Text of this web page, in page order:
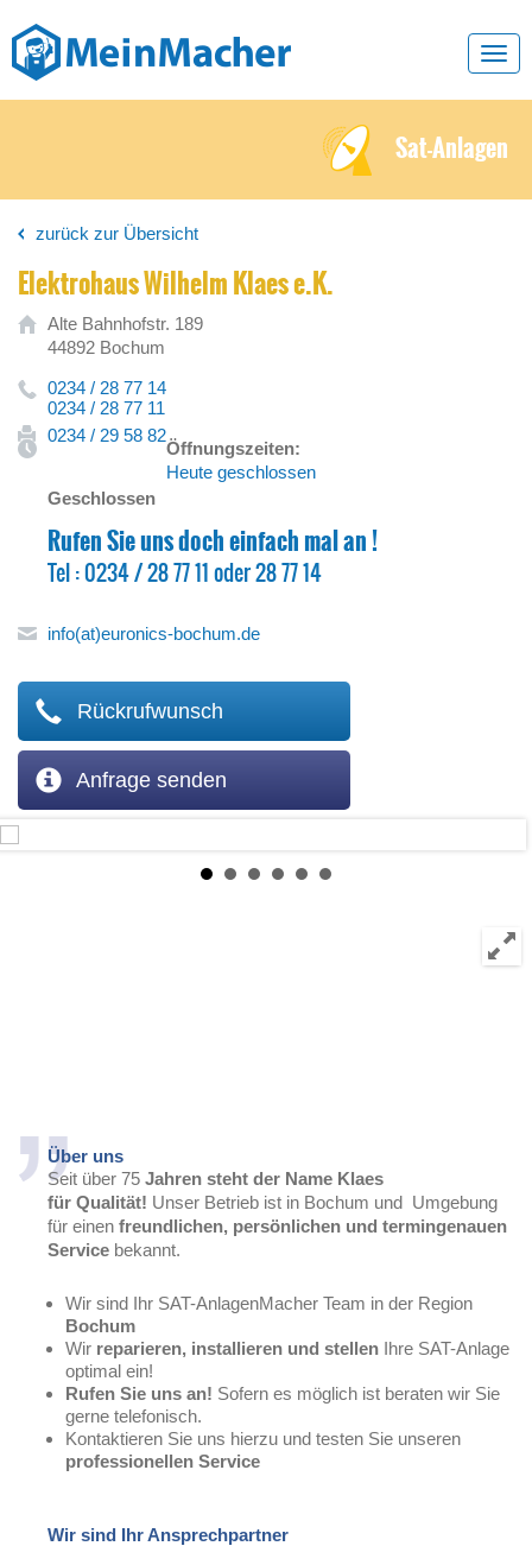
Sat-Anlagen
zurück zur Übersicht
Elektrohaus Wilhelm Klaes e.K.
Alte Bahnhofstr. 189
44892 Bochum
0234 / 28 77 14
0234 / 28 77 11
0234 / 29 58 82
Öffnungszeiten:
Heute geschlossen
Geschlossen
Rufen Sie uns doch einfach mal an !
Tel : 0234 / 28 77 11 oder 28 77 14
info(at)euronics-bochum.de
Rückrufwunsch
Anfrage senden
Über uns
Seit über 75 Jahren steht der Name Klaes
für Qualität! Unser Betrieb ist in Bochum und Umgebung
für einen freundlichen, persönlichen und termingenauen
Service bekannt.
Wir sind Ihr SAT-AnlagenMacher Team in der Region
Bochum
Wir reparieren, installieren und stellen Ihre SAT-Anlage
optimal ein!
Rufen Sie uns an! Sofern es möglich ist beraten wir Sie
gerne telefonisch.
Kontaktieren Sie uns hierzu und testen Sie unseren
professionellen Service
Wir sind Ihr Ansprechpartner